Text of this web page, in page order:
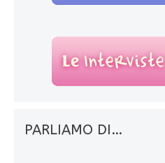
PARLIAMO DI…